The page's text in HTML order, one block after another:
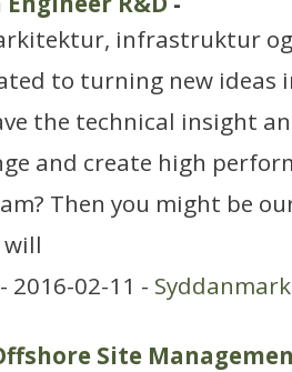
infrastruktur
to turning new ideas
the technical insight
and create high
Then you might be
will
- 2016-02-11 - Syddanmark
Site